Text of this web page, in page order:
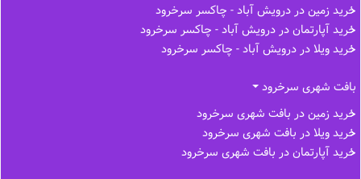
خرید زمین در درویش آباد - چاکسر سرخرود
خرید آپارتمان در درویش آباد - چاکسر سرخرود
خرید ویلا در درویش آباد - چاکسر سرخرود
بافت شهری سرخرود
خرید زمین در بافت شهری سرخرود
خرید ویلا در بافت شهری سرخرود
خرید آپارتمان در بافت شهری سرخرود